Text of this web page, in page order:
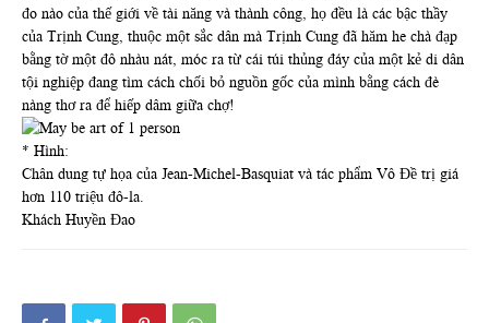
đo nào của thế giới về tài năng và thành công, họ đều là các bậc thầy
của Trịnh Cung, thuộc một sắc dân mà Trịnh Cung đã hăm he chà đạp
bằng tờ một đô nhàu nát, móc ra từ cái túi thủng đáy của một kẻ di dân
tội nghiệp đang tìm cách chối bỏ nguồn gốc của mình bằng cách đè
nàng thơ ra để hiếp dâm giữa chợ!
* Hình:
Chân dung tự họa của Jean-Michel-Basquiat và tác phẩm Vô Đề trị giá
hơn 110 triệu đô-la.
Khách Huyền Đao